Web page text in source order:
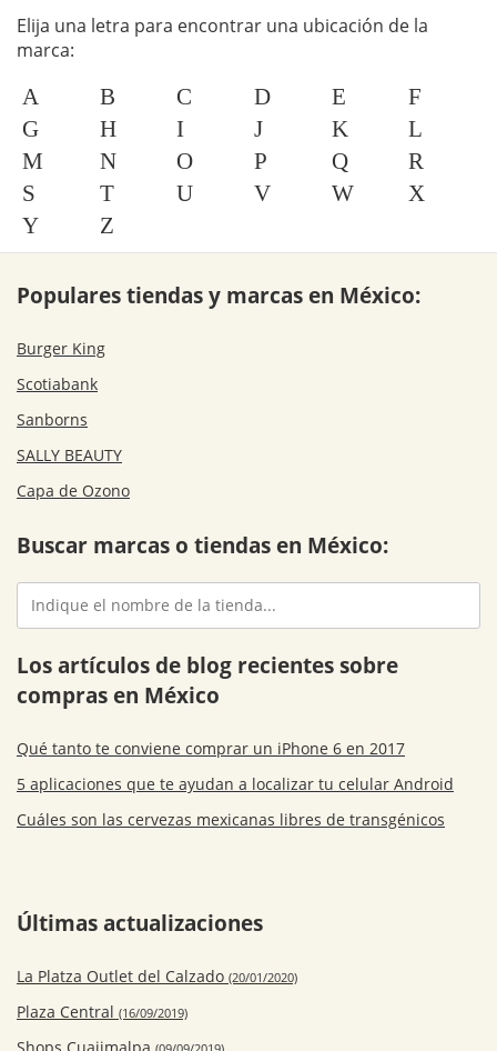
Elija una letra para encontrar una ubicación de la
marca:
A B C D E
F
G
H I J K
L
M
N O P Q
R
S
T U V W
X
Y
Z
Populares tiendas y marcas en México:
Burger King
Scotiabank
Sanborns
SALLY BEAUTY
Capa de Ozono
Buscar marcas o tiendas en México:
Los artículos de blog recientes sobre
compras en México
Qué tanto te conviene comprar un iPhone 6 en 2017
5 aplicaciones que te ayudan a localizar tu celular Android
Cuáles son las cervezas mexicanas libres de transgénicos
Últimas actualizaciones
La Platza Outlet del Calzado (20/01/2020)
Plaza Central (16/09/2019)